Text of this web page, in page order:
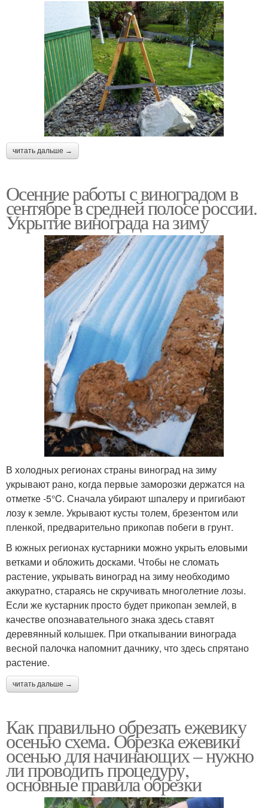
читать дальше →
Осенние работы с виноградом в
сентябре в средней полосе россии.
Укрытие винограда на зиму
В холодных регионах страны виноград на зиму
укрывают рано, когда первые заморозки держатся на
отметке -5°C. Сначала убирают шпалеру и пригибают
лозу к земле. Укрывают кусты толем, брезентом или
пленкой, предварительно прикопав побеги в грунт.
В южных регионах кустарники можно укрыть еловыми
ветками и обложить досками. Чтобы не сломать
растение, укрывать виноград на зиму необходимо
аккуратно, стараясь не скручивать многолетние лозы.
Если же кустарник просто будет прикопан землей, в
качестве опознавательного знака здесь ставят
деревянный колышек. При откапывании винограда
весной палочка напомнит дачнику, что здесь спрятано
растение.
читать дальше →
Как правильно обрезать ежевику
осенью схема. Обрезка ежевики
осенью для начинающих – нужно
ли проводить процедуру,
основные правила обрезки